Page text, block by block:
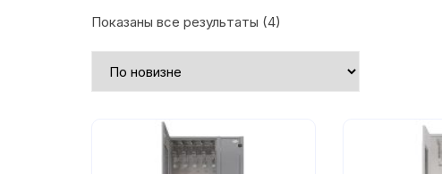
Показаны все результаты (4)